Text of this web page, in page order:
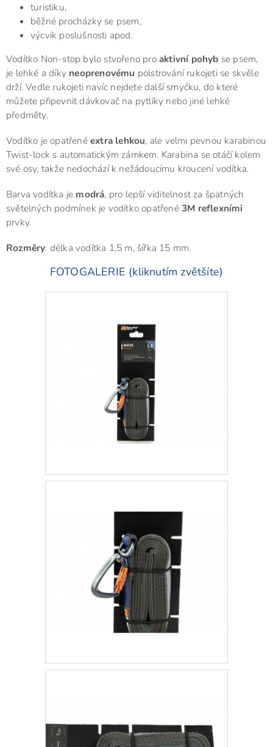
turistiku,
běžné procházky se psem,
výcvik poslušnosti apod.
Vodítko Non-stop bylo stvořeno proaktivní pohyb se psem,
je lehké a díky neoprenovému polstrování rukojeti se skvěle
drží. Vedle rukojeti navíc nejdete další smyčku, do které
můžete připevnit dávkovač na pytlíky nebo jiné lehké
předměty.
Vodítko je opatřenéextra lehkou, ale velmi pevnou karabinou
Twist-lock s automatickým zámkem. Karabina se otáčí kolem
své osy, takže nedochází k nežádoucímu kroucení vodítka.
Barva vodítka je modrá, pro lepší viditelnost za špatných
světelných podmínek je vodítko opatřené3M reflexními
prvky.
Rozměry: délka vodítka 1,5 m, šířka 15 mm.
FOTOGALERIE (kliknutím zvětšíte)